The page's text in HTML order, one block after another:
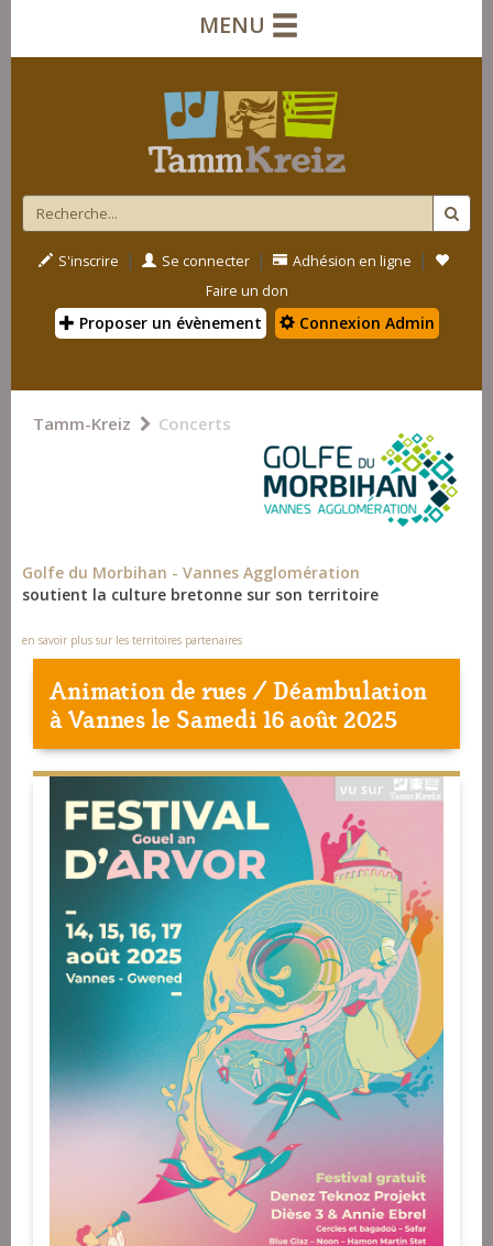
MENU
S'inscrire | Se connecter | Adhésion en ligne |
Faire un don
Proposer un évènement Connexion Admin
Tamm-Kreiz Concerts
Golfe du Morbihan - Vannes Agglomération
soutient la culture bretonne sur son territoire
en savoir plus sur les territoires partenaires
Animation de rues / Déambulation
àVannesle Samedi 16 août 2025